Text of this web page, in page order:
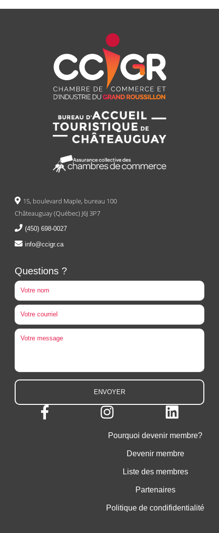
15, boulevard Maple, bureau 100
Châteauguay (Québec) J6J 3P7
(450) 698-0027
info@ccigr.ca
Questions ?
Pourquoi devenir membre?
Devenir membre
Liste des membres
Partenaires
Politique de condifidentialité